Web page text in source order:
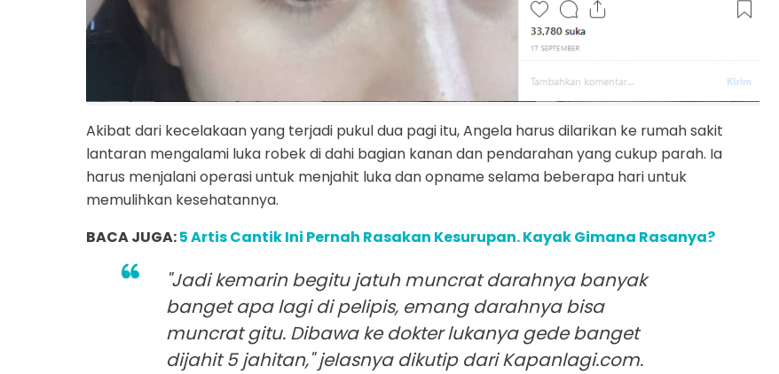
Akibat dari kecelakaan yang terjadi pukul dua pagi itu, Angela harus dilarikan ke rumah sakit
lantaran mengalami luka robek di dahi bagian kanan dan pendarahan yang cukup parah. Ia
harus menjalani operasi untuk menjahit luka dan opname selama beberapa hari untuk
memulihkan kesehatannya.
BACA JUGA:5 Artis Cantik Ini Pernah Rasakan Kesurupan. Kayak Gimana Rasanya?
"Jadi kemarin begitu jatuh muncrat darahnya banyak
banget apa lagi di pelipis, emang darahnya bisa
muncrat gitu. Dibawa ke dokter lukanya gede banget
dijahit 5 jahitan," jelasnya dikutip dari Kapanlagi.com.